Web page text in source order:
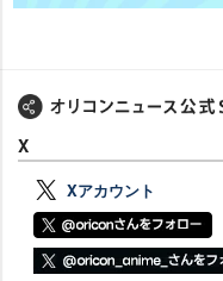
X
Xアカウント